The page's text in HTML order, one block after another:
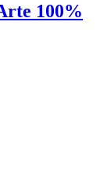
100%